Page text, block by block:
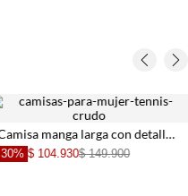
Camisa manga larga con detalles de bolillo crudo para mujer
30% $ 104.930$ 149.900